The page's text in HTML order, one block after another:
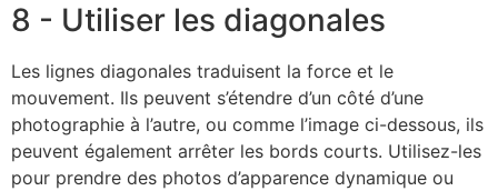
8 - Utiliser les diagonales
Les lignes diagonales traduisent la force et le
mouvement. Ils peuvent s’étendre d’un côté d’une
photographie à l’autre, ou comme l’image ci-dessous, ils
peuvent également arrêter les bords courts. Utilisez-les
pour prendre des photos d’apparence dynamique ou